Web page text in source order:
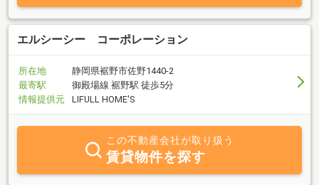
エルシーシー コーポレーション
所在地
静岡県裾野市佐野1440-2
最寄駅
御殿場線 裾野駅 徒歩5分
情報提供元
LIFULL HOME'S
この不動産会社が取り扱う
賃貸物件を探す